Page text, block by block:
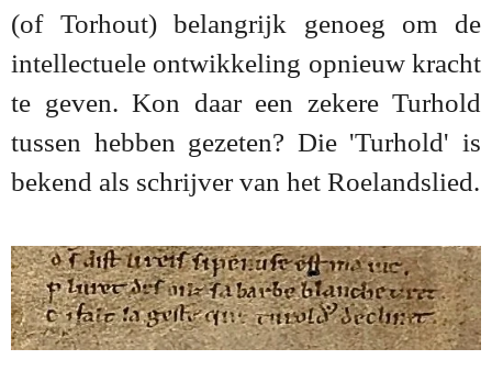
(of Torhout) belangrijk genoeg om de
intellectuele ontwikkeling opnieuw kracht
te geven. Kon daar een zekere Turhold
tussen hebben gezeten? Die 'Turhold' is
bekend als schrijver van het Roelandslied.